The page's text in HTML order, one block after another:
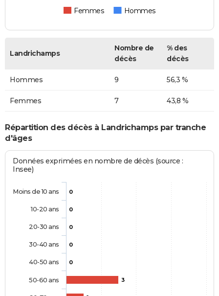
Femmes Hommes
Landrichamps
Nombre de
décès
% des
décès
Hommes 9 56,3 %
Femmes 7 43,8 %
Répartition des décès à Landrichamps par tranche
d'âges
Données exprimées en nombre de décès (source :
Insee)
0
0
0
0
0
3
Moins de 10 ans
10-20 ans
20-30 ans
30-40 ans
40-50 ans
50-60 ans